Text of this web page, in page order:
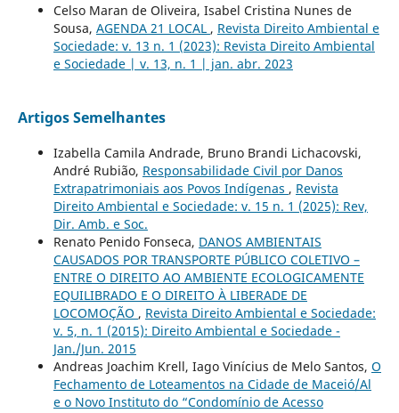
Celso Maran de Oliveira, Isabel Cristina Nunes de
Sousa, AGENDA 21 LOCAL , Revista Direito Ambiental e
Sociedade: v. 13 n. 1 (2023): Revista Direito Ambiental
e Sociedade | v. 13, n. 1 | jan. abr. 2023
Artigos Semelhantes
Izabella Camila Andrade, Bruno Brandi Lichacovski,
André Rubião, Responsabilidade Civil por Danos
Extrapatrimoniais aos Povos Indígenas , Revista
Direito Ambiental e Sociedade: v. 15 n. 1 (2025): Rev,
Dir. Amb. e Soc.
Renato Penido Fonseca, DANOS AMBIENTAIS
CAUSADOS POR TRANSPORTE PÚBLICO COLETIVO –
ENTRE O DIREITO AO AMBIENTE ECOLOGICAMENTE
EQUILIBRADO E O DIREITO À LIBERADE DE
LOCOMOÇÃO , Revista Direito Ambiental e Sociedade:
v. 5, n. 1 (2015): Direito Ambiental e Sociedade -
Jan./Jun. 2015
Andreas Joachim Krell, Iago Vinícius de Melo Santos, O
Fechamento de Loteamentos na Cidade de Maceió/Al
e o Novo Instituto do “Condomínio de Acesso